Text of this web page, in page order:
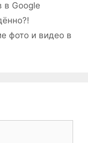
в Google
фото и видео в